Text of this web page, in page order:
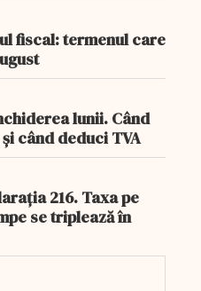
fiscal: termenul care
lunii. Când
când deduci TVA
216. Taxa pe
se triplează în